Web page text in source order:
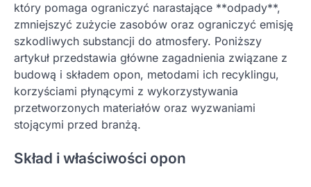
który pomaga ograniczyć narastające **odpady**,
zmniejszyć zużycie zasobów oraz ograniczyć emisję
szkodliwych substancji do atmosfery. Poniższy
artykuł przedstawia główne zagadnienia związane z
budową i składem opon, metodami ich recyklingu,
korzyściami płynącymi z wykorzystywania
przetworzonych materiałów oraz wyzwaniami
stojącymi przed branżą.
Skład i właściwości opon